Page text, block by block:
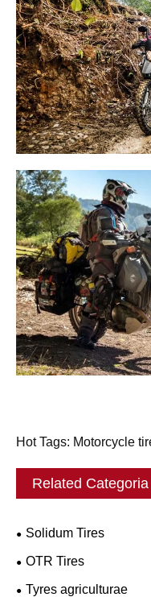
Hot Tags: Motorcycle
Related Categoria
Solidum Tires
OTR Tires
Tyres agriculturae